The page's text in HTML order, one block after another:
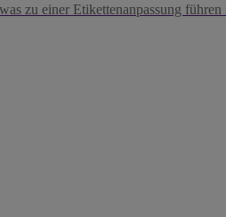
zu einer Etikettenanpassung